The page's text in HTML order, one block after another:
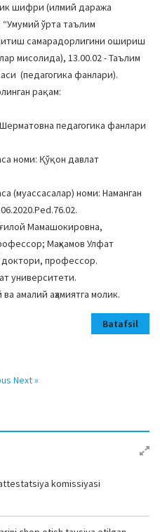
шифри (илмий даража
ўрта таълим
самарадорлигини ошириш
мисолида), 13.00.02 - Таълим
(педагогика фанлари).
рақам:
педагогика фанлари
номи: Қўқон давлат
(муассасалар) номи: Наманган
Мамашокировна,
Маҳкамов Улфат
доктори, профессор.
университети.
амалий аҳамиятга молик.
Batafsil
Next »
komissiyasi